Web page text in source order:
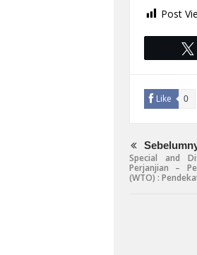
Post
Like 0
Special and
Perjanjian –
(WTO) :